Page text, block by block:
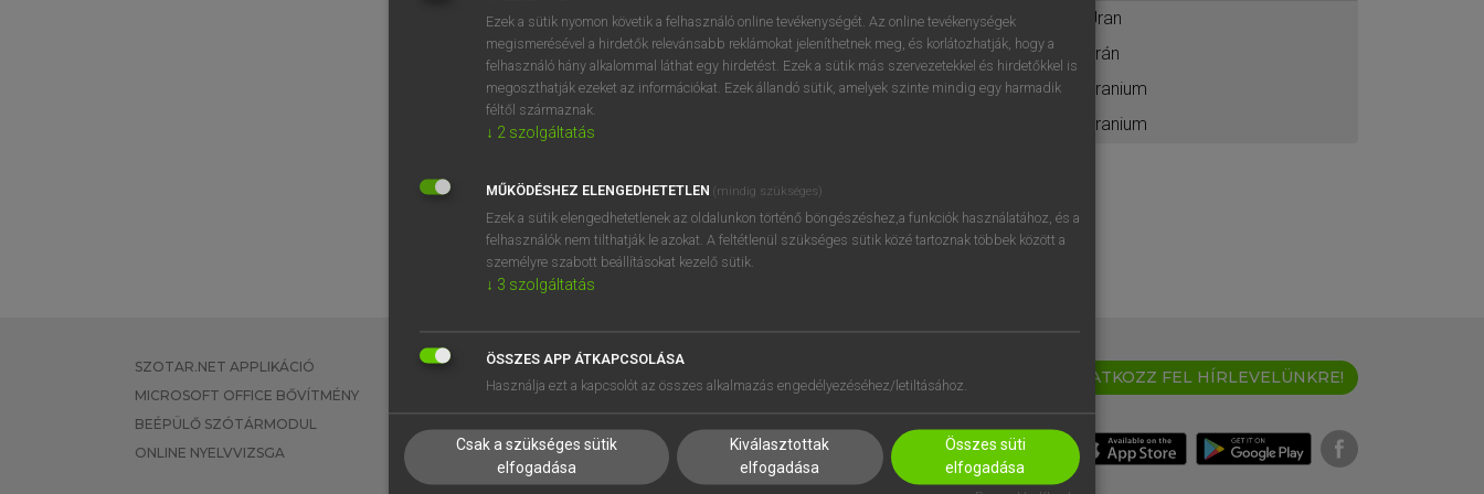
BELÉPÉS
regisztrálok ésbelépek.
REGISZTRÁCIÓ
Uran
urán
uranium
uranium
SZOTAR.NET APPLIKÁCIÓ
MICROSOFT OFFICE BŐVÍTMÉNY
BEÉPÜLŐ SZÓTÁRMODUL
ONLINE NYELVVIZSGA
EGYÉNI FELHASZNÁLÓKNAK
TANULÓKNAK
VÁLLALATI MEGOLDÁSOK
SÚGÓ
RÓLUNK
SÜTI BEÁLLÍTÁSOK
IRATKOZZ FEL HÍRLEVELÜNKRE!
Ezek a sütik nyomon követik a felhasználó online tevékenységét. Az online tevékenységek
megismerésével a hirdetők relevánsabb reklámokat jeleníthetnek meg, és korlátozhatják, hogy a
felhasználó hány alkalommal láthat egy hirdetést. Ezek a sütik más szervezetekkel és hirdetőkkel is
megoszthatják ezeket az információkat. Ezek állandó sütik, amelyek szinte mindig egy harmadik
féltől származnak.
↓ 2 szolgáltatás
MŰKÖDÉSHEZ ELENGEDHETETLEN (mindig szükséges)
Ezek a sütik elengedhetetlenek az oldalunkon történő böngészéshez,a funkciók használatához, és a
felhasználók nem tilthatják le azokat. A feltétlenül szükséges sütik közé tartoznak többek között a
személyre szabott beállításokat kezelő sütik.
↓ 3 szolgáltatás
ÖSSZES APP ÁTKAPCSOLÁSA
Használja ezt a kapcsolót az összes alkalmazás engedélyezéséhez/letiltásához.
Csak a szükséges sütik
elfogadása
Kiválasztottak
elfogadása
Összes süti
elfogadása